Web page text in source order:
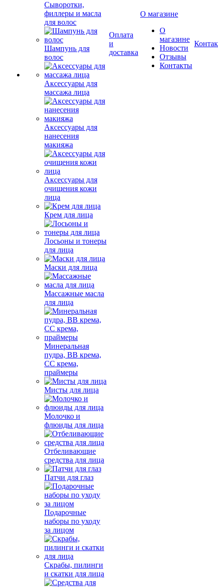
Сыворотки,
филлеры и масла
для волос
Шампунь для
волос
Аксессуары для
массажа лица
Аксессуары для
нанесения
макияжа
Аксессуары для
очищения кожи
лица
Крем для лица
Лосьоны и тонеры
для лица
Маски для лица
Массажные масла
для лица
Минеральная
пудра, BB крема,
СС крема,
праймеры
Мисты для лица
Молочко и
флюиды для лица
Отбеливающие
средства для лица
Патчи для глаз
Подарочные
наборы по уходу
за лицом
Скрабы, пилинги
и скатки для лица
Оплата
и
доставка
О магазине
О
магазине
Новости
Отзывы
Контакты